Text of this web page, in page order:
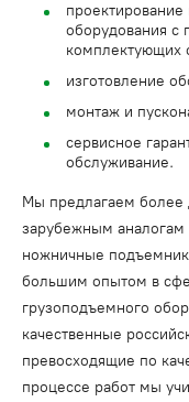
оборудования с
комплектующих
изготовление
монтаж и
сервисное
обслуживание.
Мы предлагаем более
зарубежным аналогам
ножничные
большим опытом в
грузоподъемного
качественные
превосходящие по
процессе работ мы